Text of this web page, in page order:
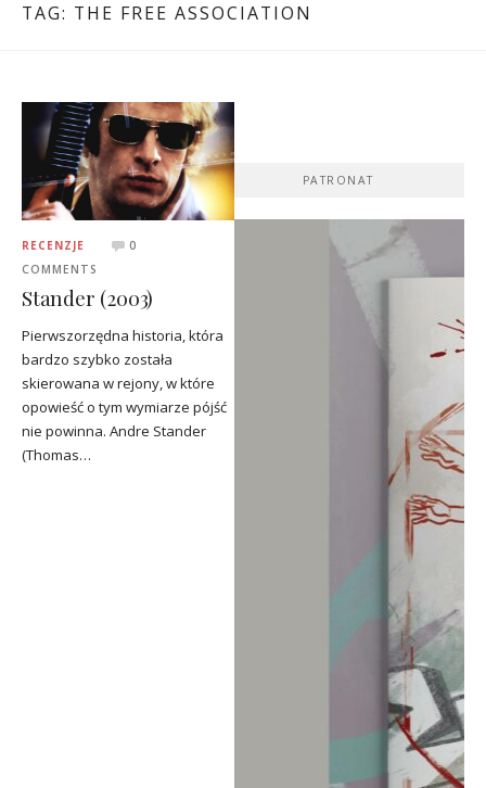
TAG: THE FREE ASSOCIATION
RECENZJE
0
COMMENTS
Stander (2003)
Pierwszorzędna historia, która
bardzo szybko została
skierowana w rejony, w które
opowieść o tym wymiarze pójść
nie powinna. Andre Stander
(Thomas…
PATRONAT